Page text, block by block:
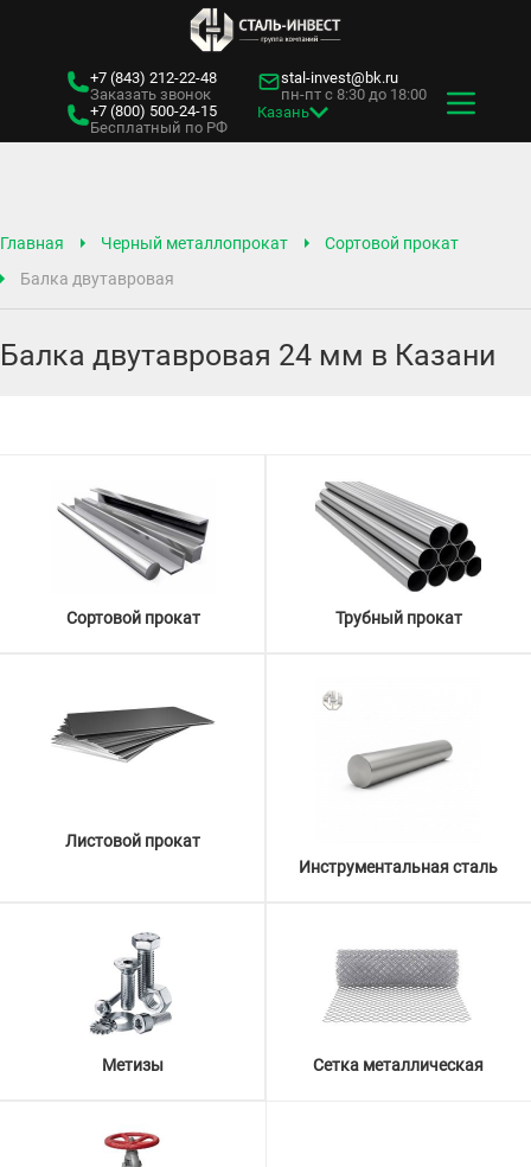
+7 (843) 212-22-48
Заказать звонок
+7 (800) 500-24-15
Бесплатный по РФ
stal-invest@bk.ru
пн-пт с 8:30 до 18:00
Казань
Главная Черный металлопрокат
Сортовой прокат
Балка двутавровая
Балка двутавровая 24 мм в Казани
Сортовой прокат Трубный прокат
Листовой прокат
Инструментальная сталь
Метизы Сетка металлическая